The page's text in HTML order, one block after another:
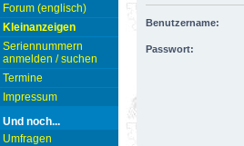
Forum (englisch)
Kleinanzeigen
Seriennummern
anmelden / suchen
Termine
Impressum
Und noch...
Umfragen
Benutzername:
Passwort: